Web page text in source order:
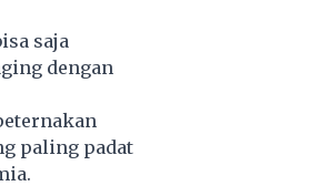
saja
dengan
paling padat